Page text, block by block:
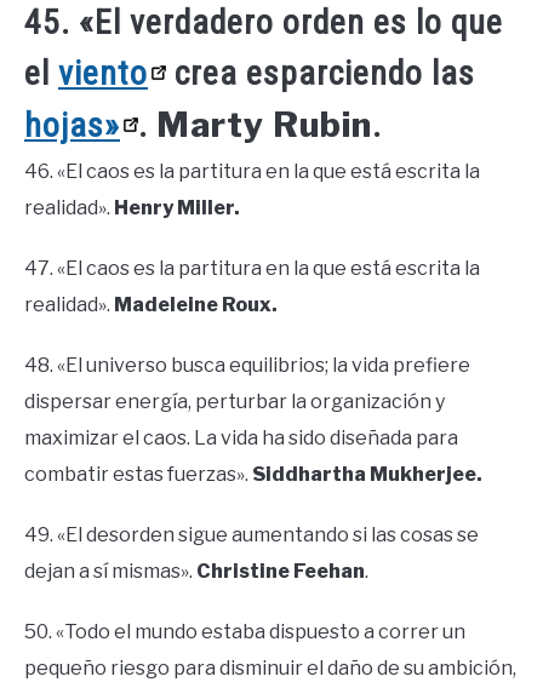
45. «El verdadero orden es lo que
el viento
crea esparciendo las
hojas» . Marty Rubin.
46. «El caos es la partitura en la que está escrita la
realidad». Henry Miller.
47. «El caos es la partitura en la que está escrita la
realidad». Madeleine Roux.
48. «El universo busca equilibrios; la vida prefiere
dispersar energía, perturbar la organización y
maximizar el caos. La vida ha sido diseñada para
combatir estas fuerzas». Siddhartha Mukherjee.
49. «El desorden sigue aumentando si las cosas se
dejan a sí mismas». Christine Feehan.
50. «Todo el mundo estaba dispuesto a correr un
pequeño riesgo para disminuir el daño de su ambición,